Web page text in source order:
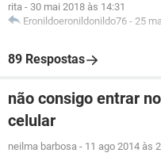
rita - 30 mai 2018 às 14:31
Eronildoeronildonildo76 - 25
89 Respostas
não consigo entrar
celular
neilma barbosa - 11 ago 2014 às